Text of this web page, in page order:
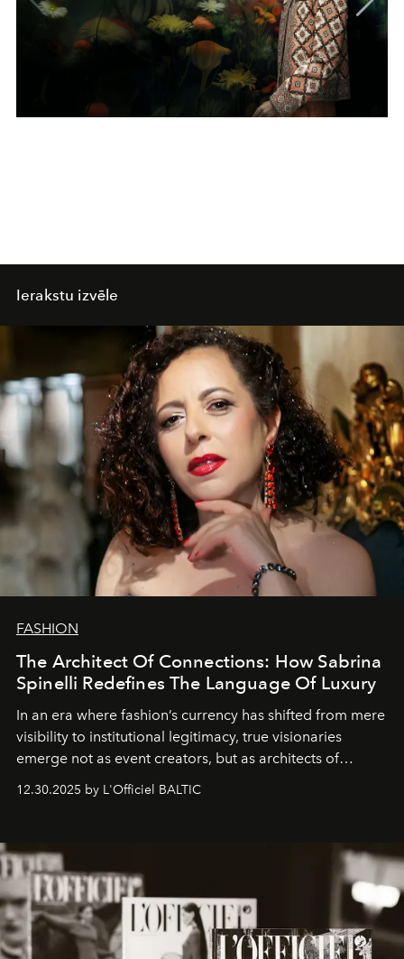
Ierakstu izvēle
FASHION
The Architect Of Connections: How Sabrina
Spinelli Redefines The Language Of Luxury
In an era where fashion’s currency has shifted from mere
visibility to institutional legitimacy, true visionaries
emerge not as event creators, but as architects of
ecosystems.
Sabrina Spinelli
brand strategist with three decades of mastery in luxury,
framework where creativity, commerce, and culture
converge with surgical precision.
12.30.2025 by L'Officiel BALTIC